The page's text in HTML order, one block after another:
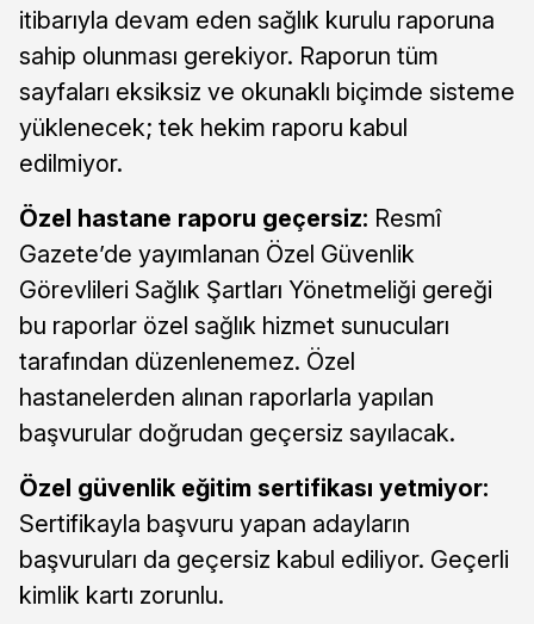
itibarıyla devam eden sağlık kurulu raporuna
sahip olunması gerekiyor. Raporun tüm
sayfaları eksiksiz ve okunaklı biçimde sisteme
yüklenecek; tek hekim raporu kabul
edilmiyor.
Özel hastane raporu geçersiz: Resmî
Gazete’de yayımlanan Özel Güvenlik
Görevlileri Sağlık Şartları Yönetmeliği gereği
bu raporlar özel sağlık hizmet sunucuları
tarafından düzenlenemez. Özel
hastanelerden alınan raporlarla yapılan
başvurular doğrudan geçersiz sayılacak.
Özel güvenlik eğitim sertifikası yetmiyor:
Sertifikayla başvuru yapan adayların
başvuruları da geçersiz kabul ediliyor. Geçerli
kimlik kartı zorunlu.